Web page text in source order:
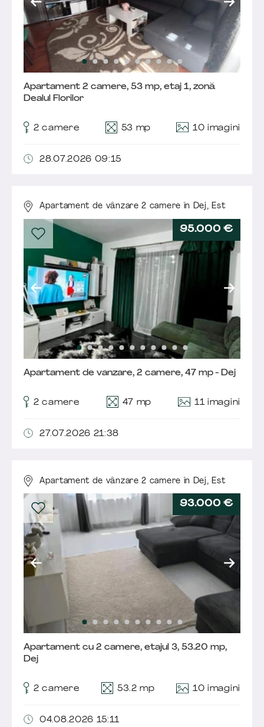
Apartament 2 camere, 53 mp, etaj 1, zonă
Dealul Florilor
2 camere 53 mp 10 imagini
28.07.2026 09:15
Apartament de vânzare 2 camere în Dej,Est
95.000 €
Apartament de vanzare, 2 camere, 47 mp - Dej
2 camere 47 mp 11 imagini
27.07.2026 21:38
Apartament de vânzare 2 camere în Dej, Est
93.000 €
Apartament cu 2 camere, etajul 3, 53.20 mp,
Dej
2 camere 53.2 mp 10 imagini
04.08.2026 15:11